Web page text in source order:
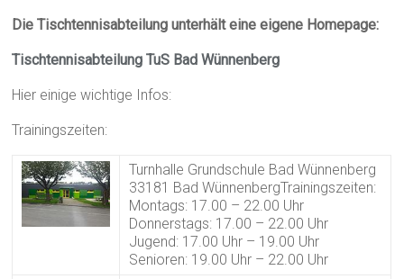
Die Tischtennisabteilung unterhält eine eigene Homepage:
Tischtennisabteilung TuS Bad Wünnenberg
Hier einige wichtige Infos:
Trainingszeiten:
Turnhalle Grundschule Bad Wünnenberg
33181 Bad WünnenbergTrainingszeiten:
Montags: 17.00 – 22.00 Uhr
Donnerstags: 17.00 – 22.00 Uhr
Jugend: 17.00 Uhr – 19.00 Uhr
Senioren: 19.00 Uhr – 22.00 Uhr